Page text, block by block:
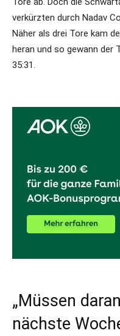
verkürzten durch Nadav
Näher als drei Tore kam
heran und so gewann der
35:31.
„Müssen
nächste